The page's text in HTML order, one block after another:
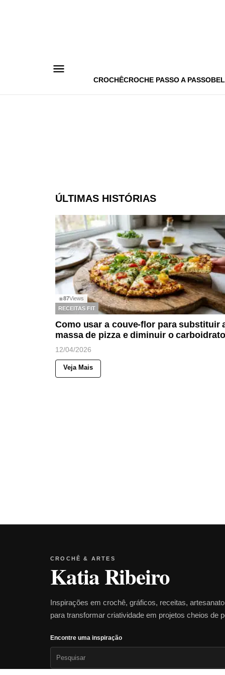
CROCHÊCROCHE PASSO A PASSO
ÚLTIMAS HISTÓRIAS
◉87Views
RECEITAS FIT
Como usar a couve-flor para substituir
massa de pizza e diminuir o carboidrato
12/04/2026
Veja Mais
CROCHÊ & ARTES
Katia Ribeiro
Inspirações em crochê, gráficos, receitas,
para transformar criatividade em projetos cheios de
Encontre uma inspiração